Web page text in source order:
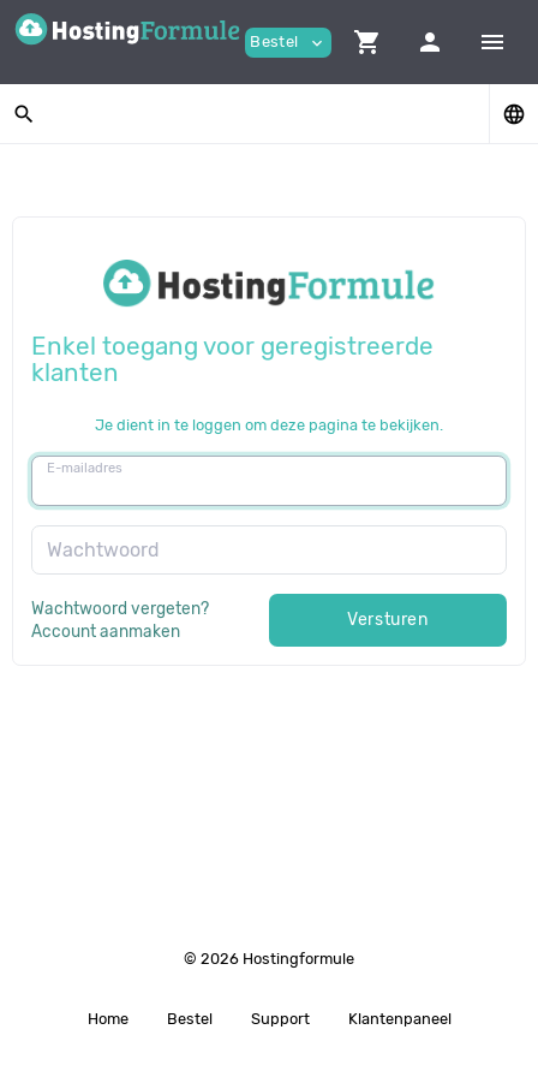
Bestel expand_more shopping_cart person menu
search language
Enkel toegang voor geregistreerde
klanten
Je dient in te loggen om deze pagina te bekijken.
E-mailadres
Wachtwoord
Wachtwoord vergeten?
Account aanmaken
Versturen
© 2026 Hostingformule
Home Bestel Support Klantenpaneel